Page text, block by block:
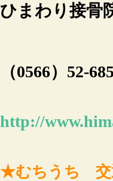
ひまわり接骨
（0566）52-
http://
★むちうち